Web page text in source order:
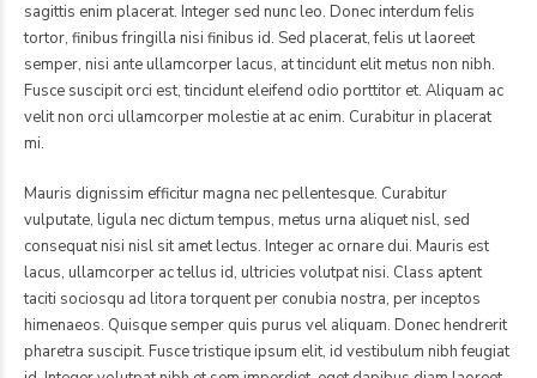
sagittis enim placerat. Integer sed nunc leo. Donec interdum felis
tortor, finibus fringilla nisi finibus id. Sed placerat, felis ut laoreet
semper, nisi ante ullamcorper lacus, at tincidunt elit metus non nibh.
Fusce suscipit orci est, tincidunt eleifend odio porttitor et. Aliquam ac
velit non orci ullamcorper molestie at ac enim. Curabitur in placerat
mi.
Mauris dignissim efficitur magna nec pellentesque. Curabitur
vulputate, ligula nec dictum tempus, metus urna aliquet nisl, sed
consequat nisi nisl sit amet lectus. Integer ac ornare dui. Mauris est
lacus, ullamcorper ac tellus id, ultricies volutpat nisi. Class aptent
taciti sociosqu ad litora torquent per conubia nostra, per inceptos
himenaeos. Quisque semper quis purus vel aliquam. Donec hendrerit
pharetra suscipit. Fusce tristique ipsum elit, id vestibulum nibh feugiat